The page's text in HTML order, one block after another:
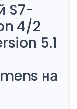
S7-
4/2
5.1
на